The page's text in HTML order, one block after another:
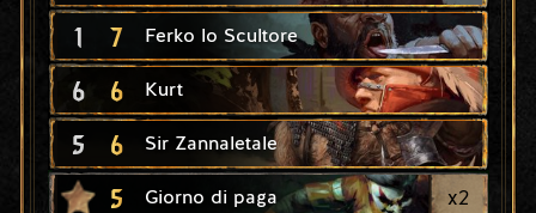
1 7 Ferko lo Scultore
6 6 Kurt
5 6 Sir Zannaletale
5 Giorno di paga x2